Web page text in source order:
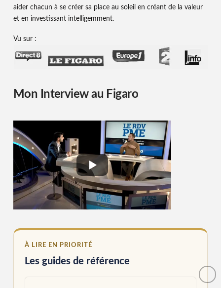
aider chacun à se créer sa place au soleil en créant de la valeur
et en investissant intelligemment.
Vu sur :
Mon Interview au Figaro
À LIRE EN PRIORITÉ
Les guides de référence